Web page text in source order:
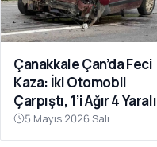
Çanakkale Çan’da Feci
Kaza: İki Otomobil
Çarpıştı, 1’i Ağır 4 Yaralı
5 Mayıs 2026 Salı